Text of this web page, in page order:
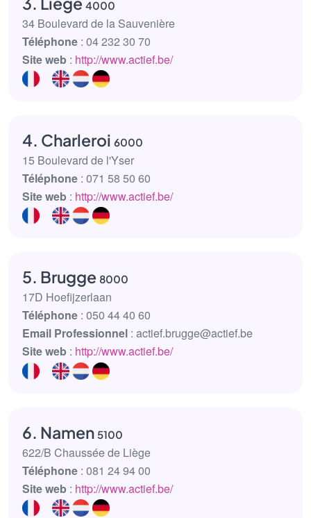
4000
34 Boulevard de la Sauvenière
Téléphone : 04 232 30 70
Site web : http://www.actief.be/
4. Charleroi 6000
15 Boulevard de l'Yser
Téléphone : 071 58 50 60
Site web : http://www.actief.be/
5. Brugge 8000
17D Hoefijzerlaan
Téléphone : 050 44 40 60
Email Professionnel : actief.brugge@actief.be
Site web : http://www.actief.be/
6. Namen 5100
622/B Chaussée de Liège
Téléphone : 081 24 94 00
Site web : http://www.actief.be/